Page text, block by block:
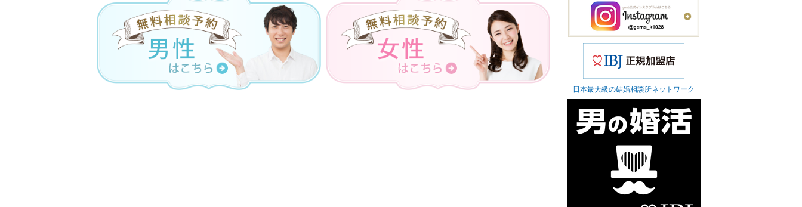
日本最大級の結婚相談所ネットワーク